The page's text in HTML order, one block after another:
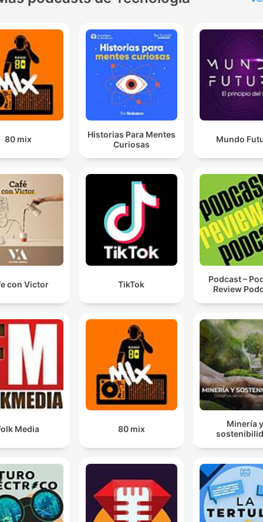
80 mix
Historias Para Mentes
Curiosas
Mundo
con Victor TikTok
Podcast –
Review
Media 80 mix
Minería y